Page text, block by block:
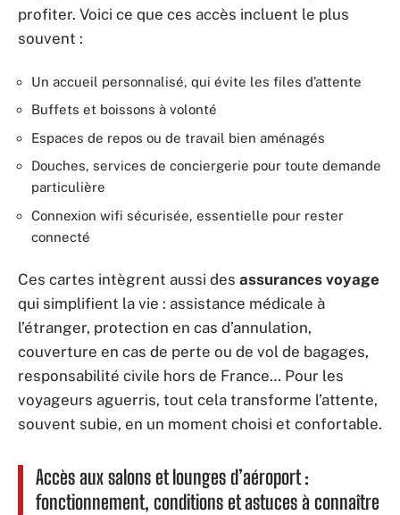
profiter. Voici ce que ces accès incluent le plus
souvent :
Un accueil personnalisé, qui évite les files d’attente
Buffets et boissons à volonté
Espaces de repos ou de travail bien aménagés
Douches, services de conciergerie pour toute demande
particulière
Connexion wifi sécurisée, essentielle pour rester
connecté
Ces cartes intègrent aussi des assurances voyage
qui simplifient la vie : assistance médicale à
l’étranger, protection en cas d’annulation,
couverture en cas de perte ou de vol de bagages,
responsabilité civile hors de France… Pour les
voyageurs aguerris, tout cela transforme l’attente,
souvent subie, en un moment choisi et confortable.
Accès aux salons et lounges d’aéroport :
fonctionnement, conditions et astuces à connaître